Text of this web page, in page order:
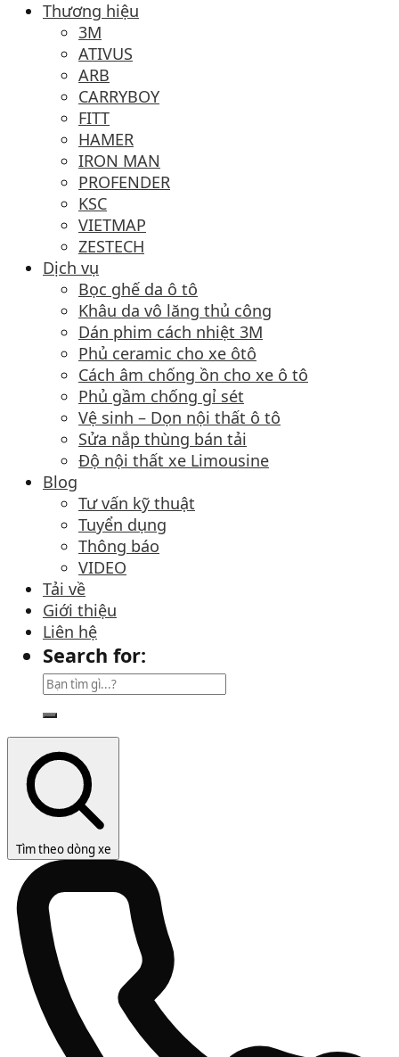
Thương hiệu
3M
ATIVUS
ARB
CARRYBOY
FITT
HAMER
IRON MAN
PROFENDER
KSC
VIETMAP
ZESTECH
Dịch vụ
Bọc ghế da ô tô
Khâu da vô lăng thủ công
Dán phim cách nhiệt 3M
Phủ ceramic cho xe ôtô
Cách âm chống ồn cho xe ô tô
Phủ gầm chống gỉ sét
Vệ sinh – Dọn nội thất ô tô
Sửa nắp thùng bán tải
Độ nội thất xe Limousine
Blog
Tư vấn kỹ thuật
Tuyển dụng
Thông báo
VIDEO
Tải về
Giới thiệu
Liên hệ
Search for:
Tìm theo dòng xe